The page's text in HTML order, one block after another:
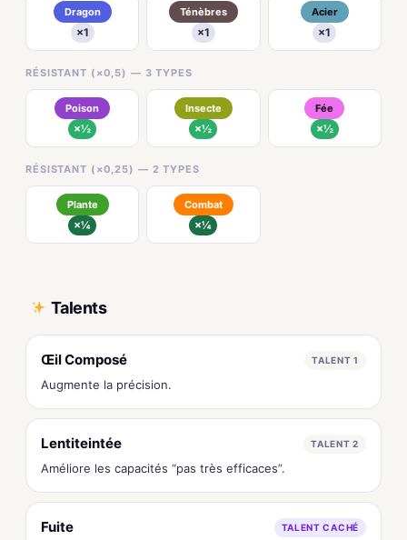
Dragon
×1
Ténèbres
×1
Acier
×1
RÉSISTANT (×0,5) — 3 TYPES
Poison
×½
Insecte
×½
Fée
×½
RÉSISTANT (×0,25) — 2 TYPES
Plante
×¼
Combat
×¼
Talents
Œil Composé TALENT 1
Augmente la précision.
Lentiteintée TALENT 2
Améliore les capacités “pas très efficaces”.
Fuite TALENT CACHÉ